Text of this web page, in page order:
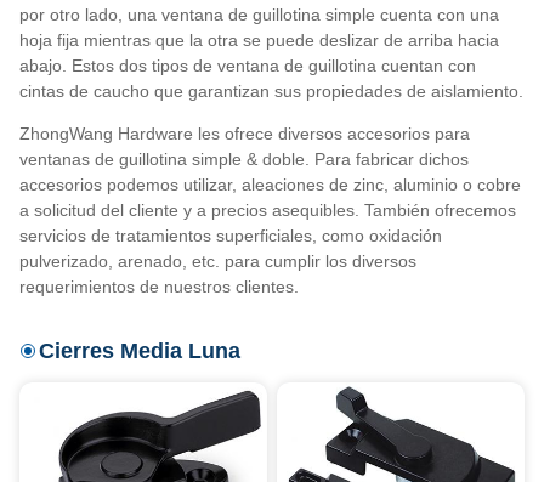
por otro lado, una ventana de guillotina simple cuenta con una
hoja fija mientras que la otra se puede deslizar de arriba hacia
abajo. Estos dos tipos de ventana de guillotina cuentan con
cintas de caucho que garantizan sus propiedades de aislamiento.
ZhongWang Hardware les ofrece diversos accesorios para
ventanas de guillotina simple & doble. Para fabricar dichos
accesorios podemos utilizar, aleaciones de zinc, aluminio o cobre
a solicitud del cliente y a precios asequibles. También ofrecemos
servicios de tratamientos superficiales, como oxidación
pulverizado, arenado, etc. para cumplir los diversos
requerimientos de nuestros clientes.
Cierres Media Luna